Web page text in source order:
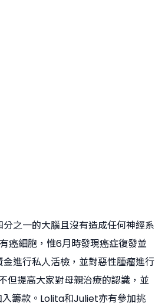
之一的大腦且沒有造成任何神經系
癌細胞，惟6月時發現癌症復發並
進行私人活檢，並對惡性腫瘤進行
但提高大家對母親治療的認識，並
籌款。Lolita和Juliet亦有參加挑